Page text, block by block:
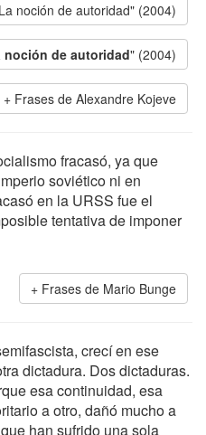
noción de autoridad" (2004)
noción de autoridad" (2004)
Frases de Alexandre Kojeve
fracasó, ya que
soviético ni en
en la URSS fue el
tentativa de imponer
Frases de Mario Bunge
crecí en ese
dictadura. Dos dictaduras.
esa continuidad, esa
a otro, dañó mucho a
han sufrido una sola